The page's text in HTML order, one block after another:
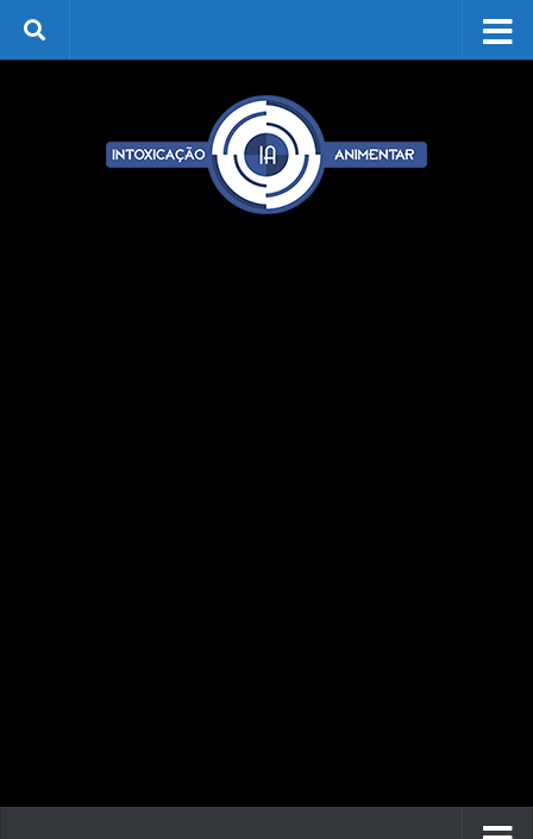
Skip to content